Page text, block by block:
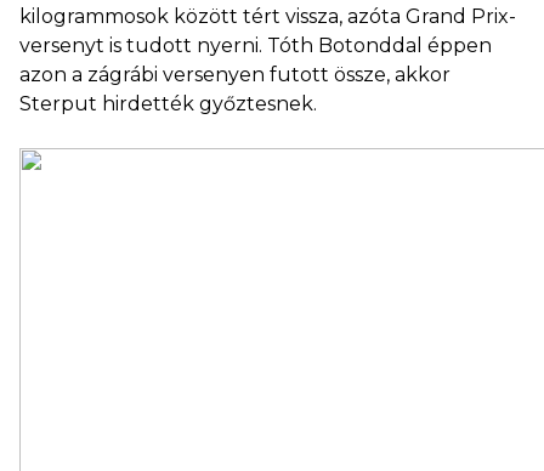
kilogrammosok között tért vissza, azóta Grand Prix-
versenyt is tudott nyerni. Tóth Botonddal éppen
azon a zágrábi versenyen futott össze, akkor
Sterput hirdették győztesnek.